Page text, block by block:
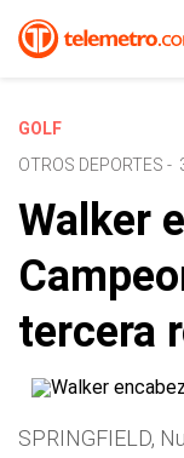
GOLF
OTROS DEPORTES -
Walker
tercera
SPRINGFIELD,